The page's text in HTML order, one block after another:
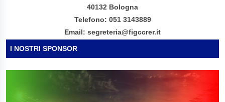
40132 Bologna
Telefono: 051 3143889
Email: segreteria@figccrer.it
I NOSTRI SPONSOR